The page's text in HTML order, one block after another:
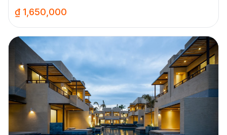
₫ 1,650,000